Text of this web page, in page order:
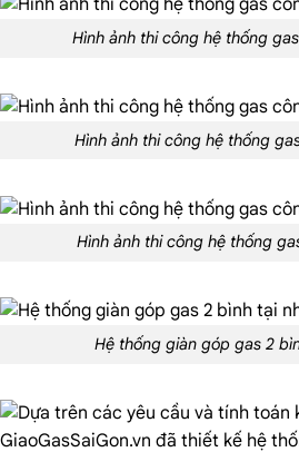
Hình ảnh thi công hệ thống
Hình ảnh thi công hệ thống
Hình ảnh thi công hệ thống
Hệ thống giàn góp gas 2